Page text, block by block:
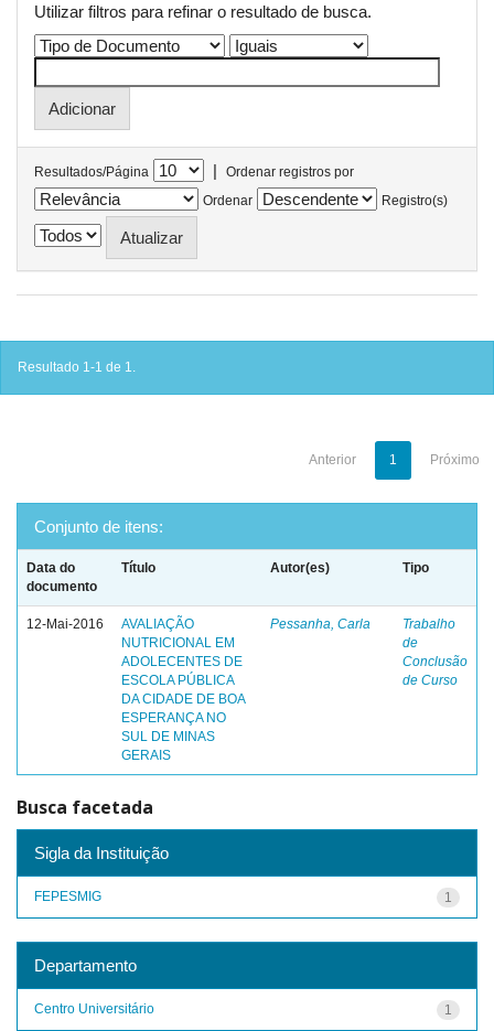
Utilizar filtros para refinar o resultado de busca.
Resultados/Página |
Ordenar registros por
Ordenar
Registro(s)
Resultado 1-1 de 1.
Anterior 1 Próximo
Conjunto de itens:
Data do
documento
Título Autor(es) Tipo
12-Mai-2016
AVALIAÇÃO
NUTRICIONAL EM
ADOLECENTES DE
ESCOLA PÚBLICA
DA CIDADE DE BOA
ESPERANÇA NO
SUL DE MINAS
GERAIS
Pessanha, Carla
Trabalho
de
Conclusão
de Curso
Busca facetada
Sigla da Instituição
1
FEPESMIG
Departamento
1
Centro Universitário